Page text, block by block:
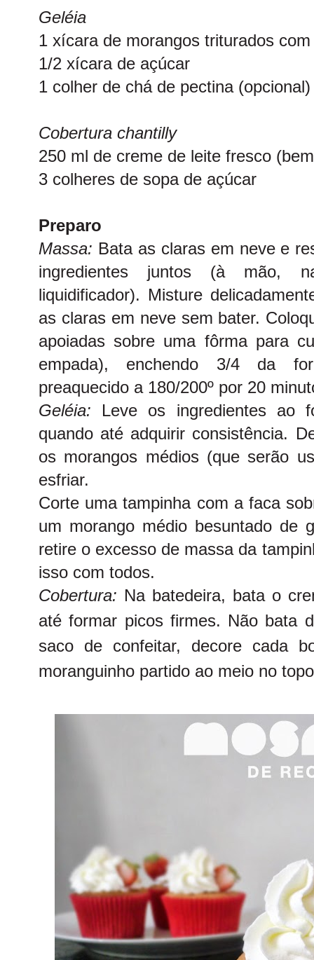
Geléia
1 xícara de morangos triturados
1/2 xícara de açúcar
1 colher de chá de pectina (opcional)
Cobertura chantilly
250 ml de creme de leite fresco
3 colheres de sopa de açúcar
Preparo
Massa: Bata as claras em neve e
ingredientes juntos (à mão,
liquidificador). Misture
as claras em neve sem bater.
apoiadas sobre uma fôrma para
empada), enchendo 3/4 da
preaquecido a 180/200º por 20
Geléia: Leve os ingredientes ao
quando até adquirir consistência.
os morangos médios (que serão
esfriar.
Corte uma tampinha com a faca
um morango médio besuntado de
retire o excesso de massa da
isso com todos.
Cobertura: Na batedeira, bata o
até formar picos firmes. Não bata
saco de confeitar, decore cada
moranguinho partido ao meio no